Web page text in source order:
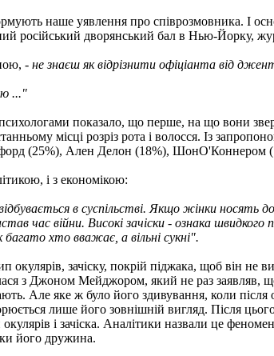
наше уявлення про співрозмовника. І
російський дворянський бал в Нью-Йорку,
- не знаєш як відрізнити офіціанта від
..."
показало, що перше, на що вони
місці розріз рота і волосся. Із
(25%), Ален Делон (18%), ШонО'Коннером
і з економікою:
в суспільстві. Якщо жінки носять
час війни. Високі зачіски - ознака швидкого
багато хто вважає, а вільні сукні".
окулярів, зачіску, покрій піджака, щоб він не
з Джоном Мейджором, який не раз заявляв,
Але яке ж було його здивування, коли після
лише його зовнішній вигляд. Після
і зачіска. Аналітики назвали це
його дружина.